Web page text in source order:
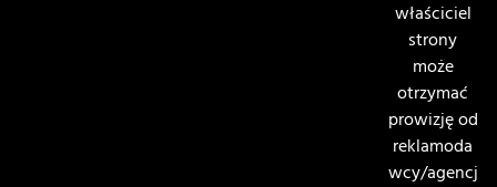
właściciel
strony
może
otrzymać
prowizję od
reklamoda
wcy/agencj